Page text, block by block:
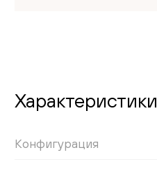
Характеристики
Конфигурация